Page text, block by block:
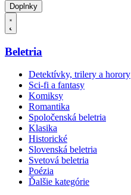
Doplnky
Beletria
Detektívky, trilery a horory
Sci-fi a fantasy
Komiksy
Romantika
Spoločenská beletria
Klasika
Historické
Slovenská beletria
Svetová beletria
Poézia
Ďalšie kategórie